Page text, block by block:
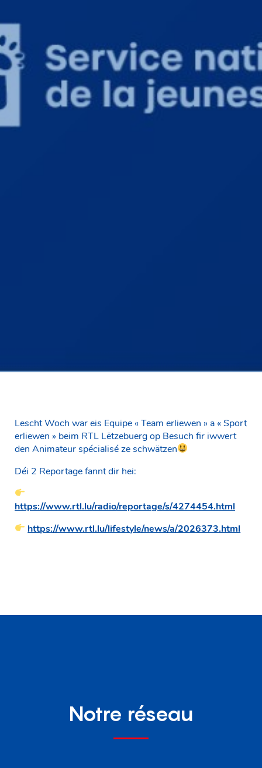
Lescht Woch war eis Equipe « Team erliewen » a « Sport
erliewen » beim RTL Lëtzebuerg op Besuch fir iwwert
den Animateur spécialisé ze schwätzen
Déi 2 Reportage fannt dir hei:
https://www.rtl.lu/radio/reportage/s/4274454.html
https://www.rtl.lu/lifestyle/news/a/2026373.html
Notre réseau